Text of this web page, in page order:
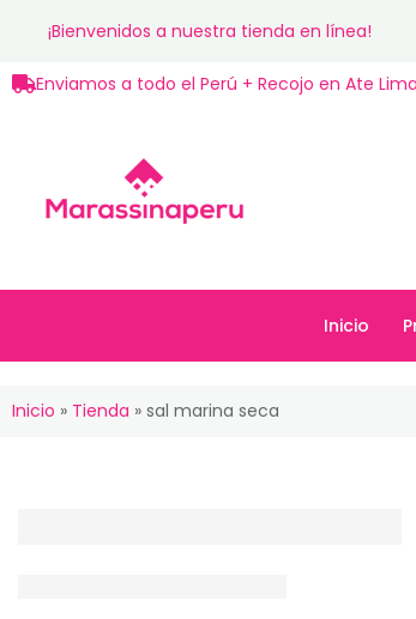
¡Bienvenidos a nuestra tienda en línea!
Enviamos a todo el Perú + Recojo en Ate Lima
Inicio
Inicio
Inicio » Tienda » sal marina seca